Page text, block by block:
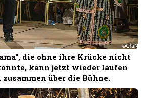
die ohne ihre Krücke nicht
kann jetzt wieder laufen
über die Bühne.